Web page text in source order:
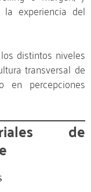
experiencia del
distintos niveles
transversal de
percepciones
de